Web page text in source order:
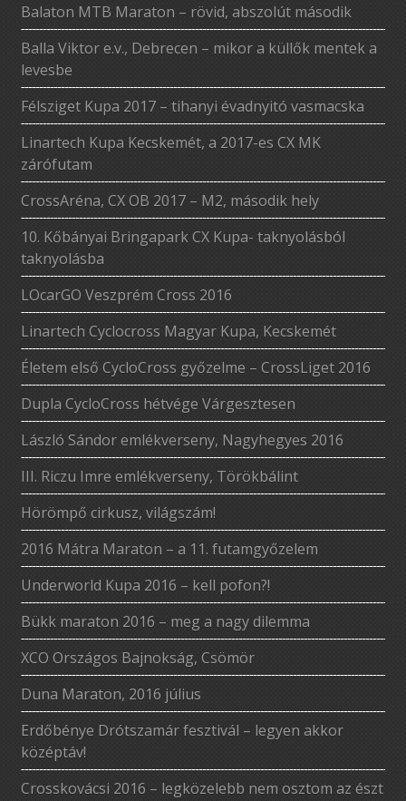
Balaton MTB Maraton – rövid, abszolút második
Balla Viktor e.v., Debrecen – mikor a küllők mentek a
levesbe
Félsziget Kupa 2017 – tihanyi évadnyitó vasmacska
Linartech Kupa Kecskemét, a 2017-es CX MK
zárófutam
CrossAréna, CX OB 2017 – M2, második hely
10. Kőbányai Bringapark CX Kupa- taknyolásból
taknyolásba
LOcarGO Veszprém Cross 2016
Linartech Cyclocross Magyar Kupa, Kecskemét
Életem első CycloCross győzelme – CrossLiget 2016
Dupla CycloCross hétvége Várgesztesen
László Sándor emlékverseny, Nagyhegyes 2016
III. Riczu Imre emlékverseny, Törökbálint
Hörömpő cirkusz, világszám!
2016 Mátra Maraton – a 11. futamgyőzelem
Underworld Kupa 2016 – kell pofon?!
Bükk maraton 2016 – meg a nagy dilemma
XCO Országos Bajnokság, Csömör
Duna Maraton, 2016 július
Erdőbénye Drótszamár fesztivál – legyen akkor
középtáv!
Crosskovácsi 2016 – legközelebb nem osztom az észt